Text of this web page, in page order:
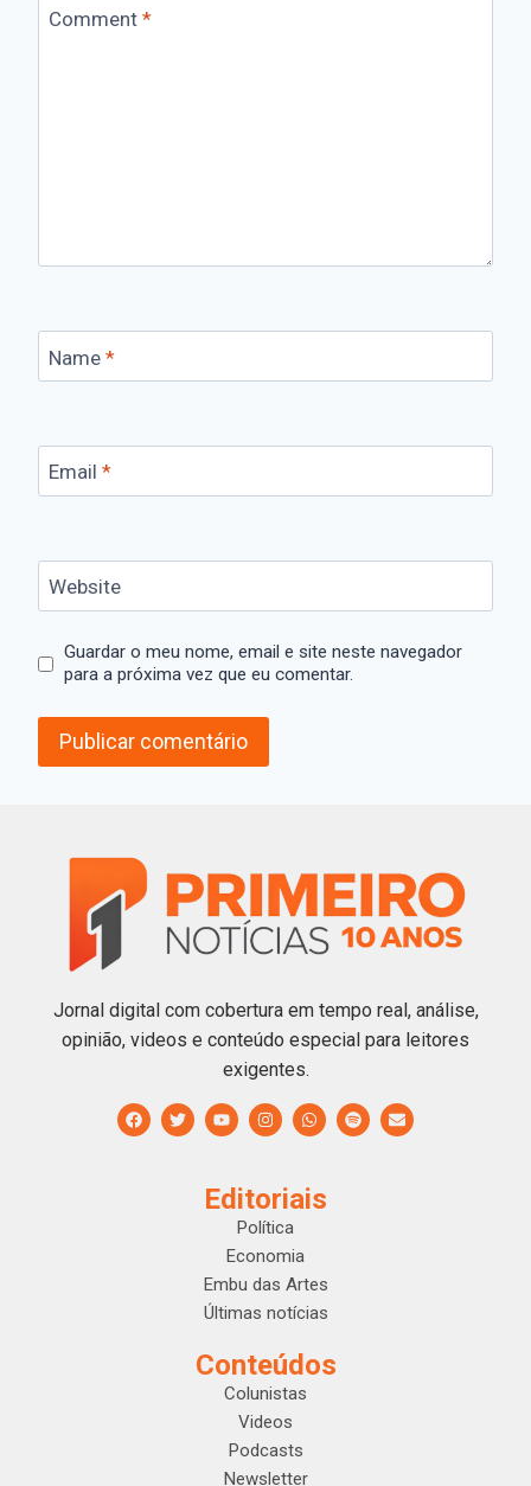
Comment *
Name *
Email *
Website
Guardar o meu nome, email e site neste navegador
para a próxima vez que eu comentar.
Jornal digital com cobertura em tempo real, análise,
opinião, videos e conteúdo especial para leitores
exigentes.
Editoriais
Política
Economia
Embu das Artes
Últimas notícias
Conteúdos
Colunistas
Videos
Podcasts
Newsletter